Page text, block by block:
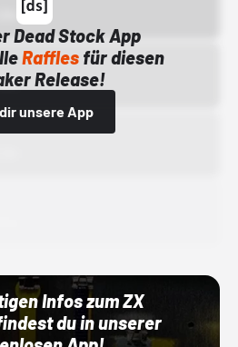
Dead Stock App
Rafflesfür diesen
Release!
unsere App
Infos zum ZX
du in unserer